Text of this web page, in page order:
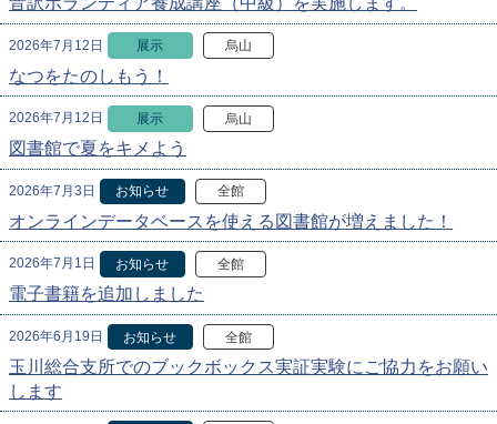
2026年7月12日 展示 烏山
なつをたのしもう！
2026年7月12日 展示 烏山
図書館で夏をキメよう
2026年7月3日 お知らせ 全館
オンラインデータベースを使える図書館が増えました！
2026年7月1日 お知らせ 全館
電子書籍を追加しました
2026年6月19日 お知らせ 全館
玉川総合支所でのブックボックス実証実験にご協力をお願い
します